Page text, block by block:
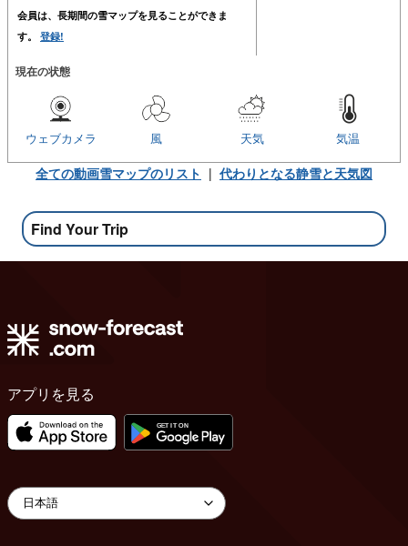
会員は、長期間の雪マップを見ることができま
す。 登録!
現在の状態
気温
天気
風
ウェブカメラ
全ての動画雪マップのリスト | 代わりとなる静雪と天気図
Find Your Trip
アプリを見る